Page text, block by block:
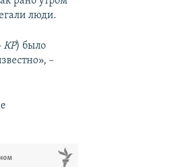
люди.
КР) было
–